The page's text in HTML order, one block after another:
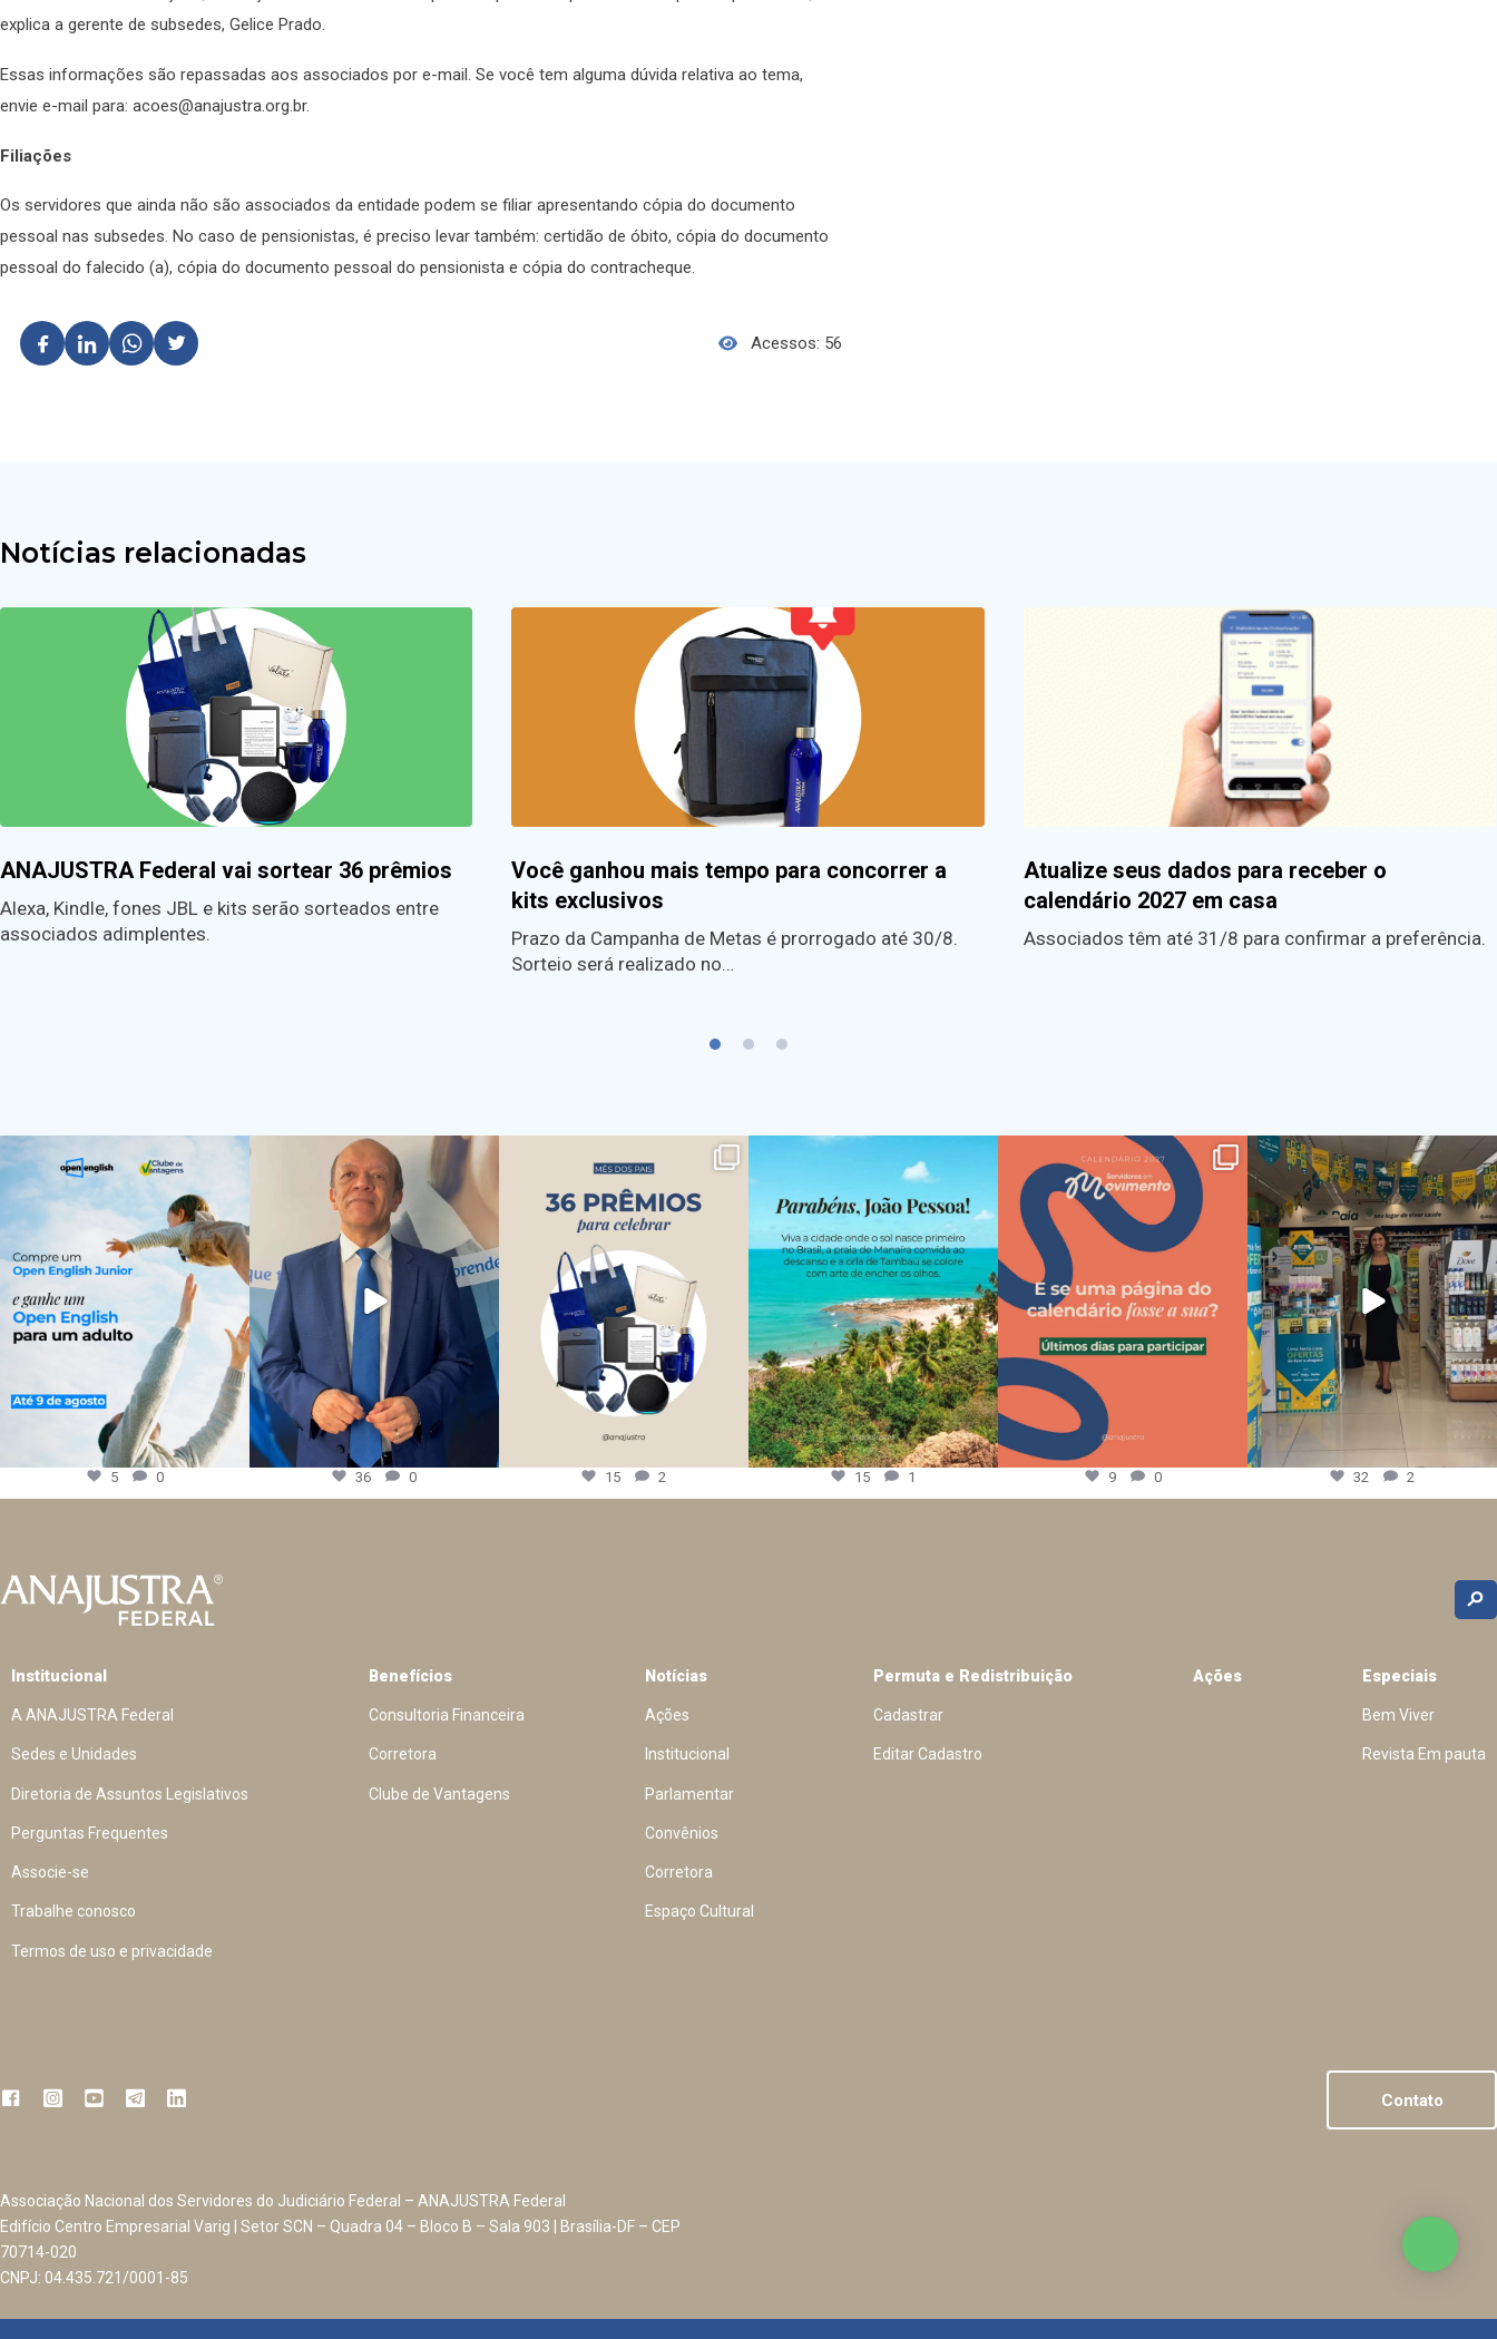
explica a gerente de subsedes, Gelice Prado.
Essas informações são repassadas aos associados por e-mail. Se você tem alguma dúvida relativa ao tema,
envie e-mail para: acoes@anajustra.org.br.
Filiações
Os servidores que ainda não são associados da entidade podem se filiar apresentando cópia do documento
pessoal nas subsedes. No caso de pensionistas, é preciso levar também: certidão de óbito, cópia do documento
pessoal do falecido (a), cópia do documento pessoal do pensionista e cópia do contracheque.
Acessos: 56
Notícias relacionadas
ANAJUSTRA Federal vai sortear 36 prêmios
Alexa, Kindle, fones JBL e kits serão sorteados entre
associados adimplentes.
Você ganhou mais tempo para concorrer a
kits exclusivos
Prazo da Campanha de Metas é prorrogado até 30/8.
Sorteio será realizado no…
Atualize seus dados para receber o
calendário 2027 em casa
Associados têm até 31/8 para confirmar a preferência.
5 0 36 0 15 2 15 1 9 0 32 2
Institucional
A ANAJUSTRA Federal
Sedes e Unidades
Diretoria de Assuntos Legislativos
Perguntas Frequentes
Associe-se
Trabalhe conosco
Termos de uso e privacidade
Benefícios
Consultoria Financeira
Corretora
Clube de Vantagens
Notícias
Ações
Institucional
Parlamentar
Convênios
Corretora
Espaço Cultural
Permuta e Redistribuição
Cadastrar
Editar Cadastro
Ações Especiais
Bem Viver
Revista Em pauta
Contato
Associação Nacional dos Servidores do Judiciário Federal – ANAJUSTRA Federal
Edifício Centro Empresarial Varig | Setor SCN – Quadra 04 – Bloco B – Sala 903 | Brasília-DF – CEP
70714-020
CNPJ: 04.435.721/0001-85